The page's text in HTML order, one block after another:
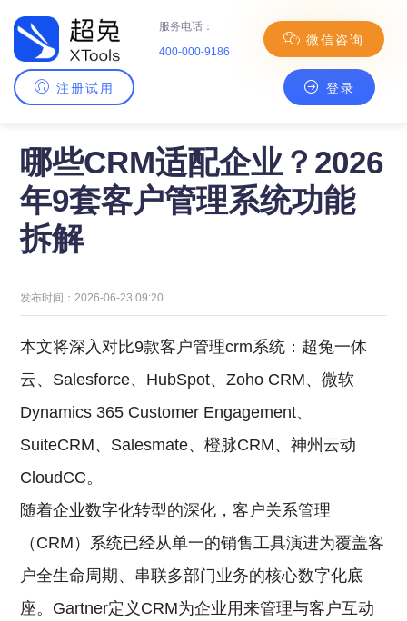
服务电话：
400-000-9186
微信咨询
注册试用 登录
主页>CRM百科> 哪些CRM适配企业？2026年9套客户管理系统功能拆解
哪些CRM适配企业？2026
年9套客户管理系统功能
拆解
发布时间：2026-06-23 09:20
本文将深入对比9款客户管理crm系统：超兔一体
云、Salesforce、HubSpot、Zoho CRM、微软
Dynamics 365 Customer Engagement、
SuiteCRM、Salesmate、橙脉CRM、神州云动
CloudCC。
随着企业数字化转型的深化，客户关系管理
（CRM）系统已经从单一的销售工具演进为覆盖客
户全生命周期、串联多部门业务的核心数字化底
座。Gartner定义CRM为企业用来管理与客户互动